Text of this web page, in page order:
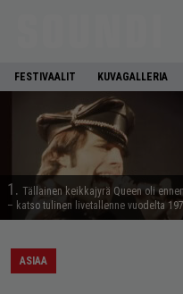
FESTIVAALIT KUVAGALLERIA
1. Tällainen keikkajyrä Queen oli
– katso tulinen livetallenne vuodelta
ASIAA